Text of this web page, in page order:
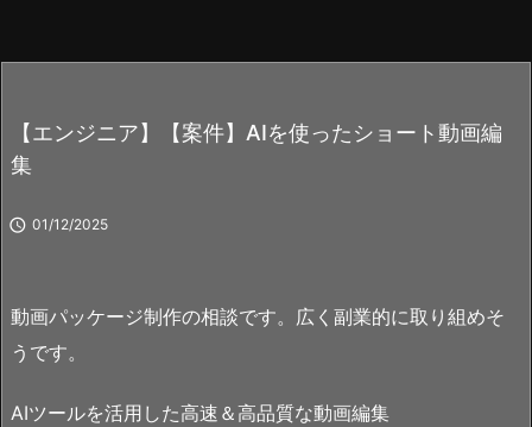
【エンジニア】【案件】AIを使ったショート動画編
集
 01/12/2025
動画パッケージ制作の相談です。広く副業的に取り組めそ
うです。
AIツールを活用した高速＆高品質な動画編集